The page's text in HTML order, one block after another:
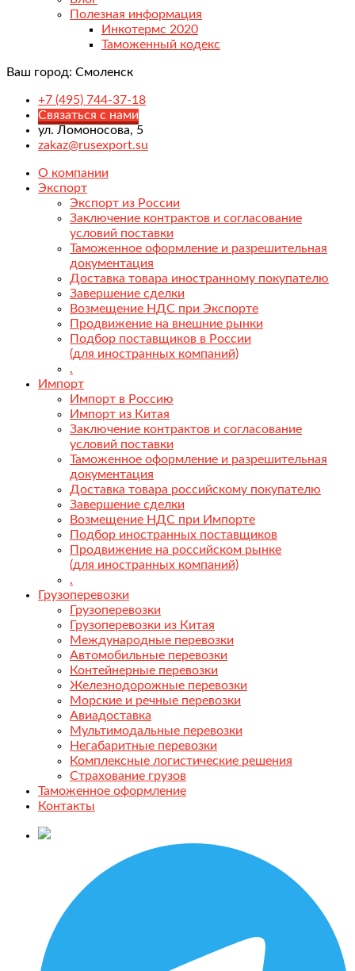
Полезная информация
Инкотермс 2020
Таможенный кодекс
Ваш город: Смоленск
+7 (495) 744-37-18
Связаться с нами
ул. Ломоносова, 5
zakaz@rusexport.su
О компании
Экспорт
Экспорт из России
Заключение контрактов и согласование
условий поставки
Таможенное оформление и разрешительная
документация
Доставка товара иностранному покупателю
Завершение сделки
Возмещение НДС при Экспорте
Продвижение на внешние рынки
Подбор поставщиков в России
(для иностранных компаний)
.
Импорт
Импорт в Россию
Импорт из Китая
Заключение контрактов и согласование
условий поставки
Таможенное оформление и разрешительная
документация
Доставка товара российскому покупателю
Завершение сделки
Возмещение НДС при Импорте
Подбор иностранных поставщиков
Продвижение на российском рынке
(для иностранных компаний)
.
Грузоперевозки
Грузоперевозки
Грузоперевозки из Китая
Международные перевозки
Автомобильные перевозки
Контейнерные перевозки
Железнодорожные перевозки
Морские и речные перевозки
Авиадоставка
Мультимодальные перевозки
Негабаритные перевозки
Комплексные логистические решения
Страхование грузов
Таможенное оформление
Контакты